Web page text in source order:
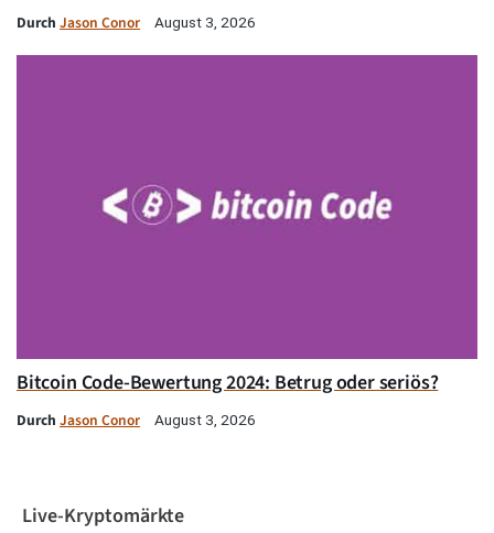
Durch Jason Conor August 3, 2026
Bitcoin Code-Bewertung 2024: Betrug oder seriös?
Durch Jason Conor August 3, 2026
Live-Kryptomärkte